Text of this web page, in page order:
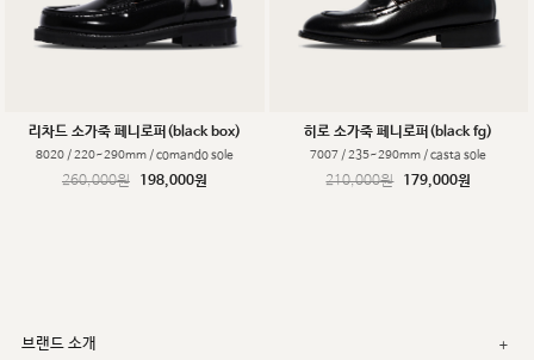
리차드 소가죽 페니로퍼(black box)
8020 / 220~290mm / comando sole
260,000원 198,000원
히로 소가죽 페니로퍼(black fg)
7007 / 235~290mm / casta sole
210,000원 179,000원
브랜드 소개